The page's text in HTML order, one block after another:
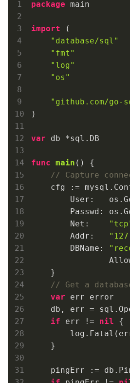
package main
import (
"database/sql"
"fmt"
"log"
"os"
"github.com/go-
)
var db *sql.DB
func main ()
{
// Capture
cfg :=
User:
Passwd:
        Net:
        Addr:
        DBName:
    }
// Get a
var err error
db, err =
if err != nil {
    }
pingErr :=